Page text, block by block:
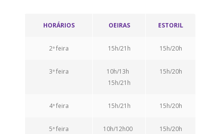
HORÁRIOS OEIRAS ESTORIL
2ª feira 15h/21h 15h/20h
3ª feira
10h/13h
15h/21h
15h/20h
4ª feira 15h/21h 15h/20h
5ª feira
10h/12h00
15h/20h